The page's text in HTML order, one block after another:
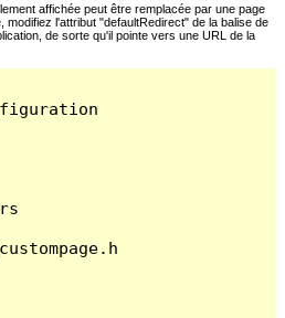
affichée peut être remplacée par une page
l'attribut "defaultRedirect" de la balise de
de sorte qu'il pointe vers une URL de la